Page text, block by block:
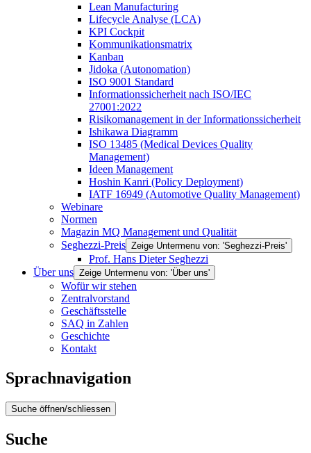
Lean Manufacturing
Lifecycle Analyse (LCA)
KPI Cockpit
Kommunikationsmatrix
Kanban
Jidoka (Autonomation)
ISO 9001 Standard
Informationssicherheit nach ISO/IEC
27001:2022
Risikomanagement in der Informationssicherheit
Ishikawa Diagramm
ISO 13485 (Medical Devices Quality
Management)
Ideen Management
Hoshin Kanri (Policy Deployment)
IATF 16949 (Automotive Quality Management)
Webinare
Normen
Magazin MQ Management und Qualität
Seghezzi-Preis Zeige Untermenu von: 'Seghezzi-Preis'
Prof. Hans Dieter Seghezzi
Über uns Zeige Untermenu von: 'Über uns'
Wofür wir stehen
Zentralvorstand
Geschäftsstelle
SAQ in Zahlen
Geschichte
Kontakt
Sprachnavigation
Suche öffnen/schliessen
Suche